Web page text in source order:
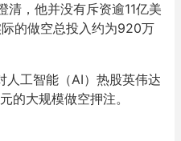
清，他并没有斥资逾11亿美
的做空总投入约为920万
人工智能（AI）热股英伟达
的大规模做空押注。